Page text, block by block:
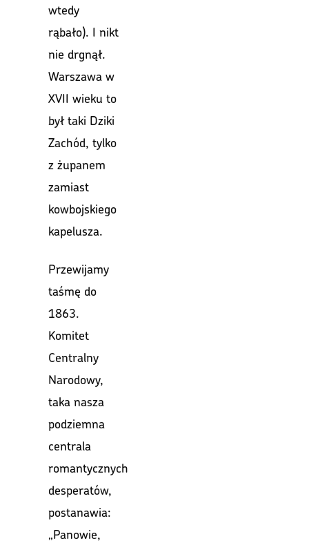
wtedy
rąbało). I nikt
nie drgnął.
Warszawa w
XVII wieku to
był taki Dziki
Zachód, tylko
z żupanem
zamiast
kowbojskiego
kapelusza.
Przewijamy
taśmę do
1863.
Komitet
Centralny
Narodowy,
taka nasza
podziemna
centrala
romantycznych
desperatów,
postanawia:
„Panowie,